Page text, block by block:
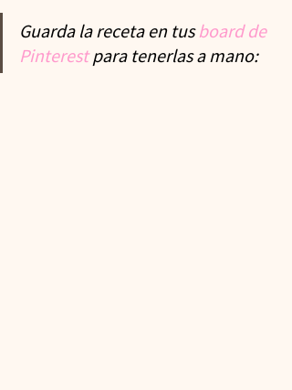
Guarda la receta en tus board de
Pinterest para tenerlas a mano: